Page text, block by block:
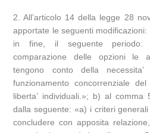
2. All’articolo 14 della legge 28
apportate le seguenti modificazioni:
in fine, il seguente periodo:
comparazione delle opzioni le
tengono conto della
funzionamento concorrenziale
liberta’ individuali.»; b) al comma
dalla seguente: «a) i criteri
concludere con apposita